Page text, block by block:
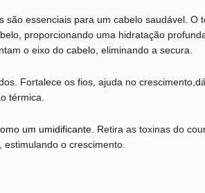
são essenciais para um cabelo saudável. O
proporcionando uma hidratação
o eixo do cabelo, eliminando a secura.
Fortalece os fios, ajuda no crescimento,dá
térmica.
um umidificante. Retira as toxinas do
o crescimento.